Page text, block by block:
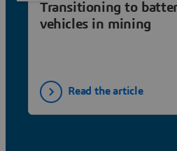
Transitioning to
vehicles in mining
Read the article